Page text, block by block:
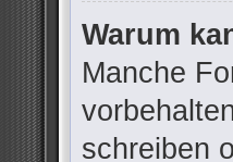
Warum
Manche
schreiben